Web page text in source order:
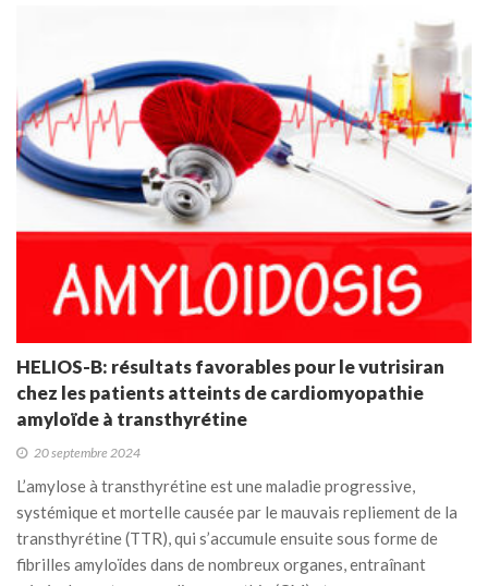
HELIOS-B: résultats favorables pour le vutrisiran
chez les patients atteints de cardiomyopathie
amyloïde à transthyrétine
20 septembre 2024
L’amylose à transthyrétine est une maladie progressive,
systémique et mortelle causée par le mauvais repliement de la
transthyrétine (TTR), qui s’accumule ensuite sous forme de
fibrilles amyloïdes dans de nombreux organes, entraînant